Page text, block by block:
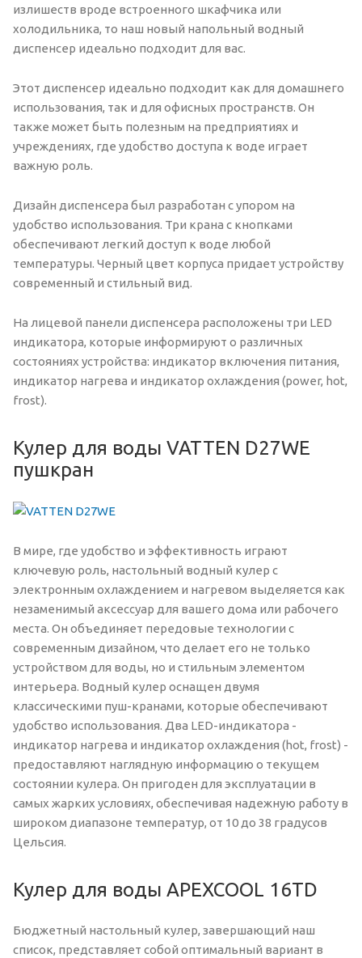
излишеств вроде встроенного шкафчика или
холодильника, то наш новый напольный водный
диспенсер идеально подходит для вас.
Этот диспенсер идеально подходит как для домашнего
использования, так и для офисных пространств. Он
также может быть полезным на предприятиях и
учреждениях, где удобство доступа к воде играет
важную роль.
Дизайн диспенсера был разработан с упором на
удобство использования. Три крана с кнопками
обеспечивают легкий доступ к воде любой
температуры. Черный цвет корпуса придает устройству
современный и стильный вид.
На лицевой панели диспенсера расположены три LED
индикатора, которые информируют о различных
состояниях устройства: индикатор включения питания,
индикатор нагрева и индикатор охлаждения (power, hot,
frost).
Кулер для воды VATTEN D27WE
пушкран
В мире, где удобство и эффективность играют
ключевую роль, настольный водный кулер с
электронным охлаждением и нагревом выделяется как
незаменимый аксессуар для вашего дома или рабочего
места. Он объединяет передовые технологии с
современным дизайном, что делает его не только
устройством для воды, но и стильным элементом
интерьера. Водный кулер оснащен двумя
классическими пуш-кранами, которые обеспечивают
удобство использования. Два LED-индикатора -
индикатор нагрева и индикатор охлаждения (hot, frost) -
предоставляют наглядную информацию о текущем
состоянии кулера. Он пригоден для эксплуатации в
самых жарких условиях, обеспечивая надежную работу в
широком диапазоне температур, от 10 до 38 градусов
Цельсия.
Кулер для воды APEXCOOL 16TD
Бюджетный настольный кулер, завершающий наш
список, представляет собой оптимальный вариант в